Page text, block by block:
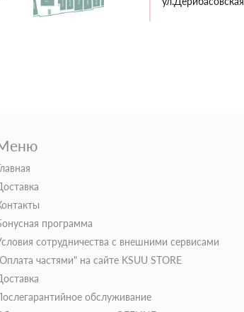
программа
сотрудничества с внешними сервисами
частями" на сайте KSUU STORE
обслуживание